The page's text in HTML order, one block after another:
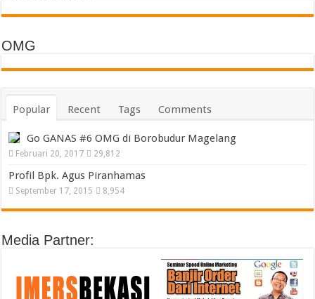
OMG
Popular Recent Tags Comments
Go GANAS #6 OMG di Borobudur Magelang
Februari 20, 2017 29,812
Profil Bpk. Agus Piranhamas
September 17, 2015 8,954
Media Partner: